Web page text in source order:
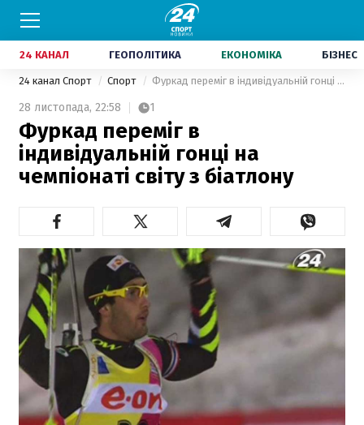
24 КАНАЛ ГЕОПОЛІТИКА ЕКОНОМІКА БІЗНЕС
24 канал Спорт Спорт Фуркад переміг в індивідуальній гонці на чемпіонаті світу з біатлону
28 листопада, 22:58 1
Фуркад переміг в
індивідуальній гонці на
чемпіонаті світу з біатлону